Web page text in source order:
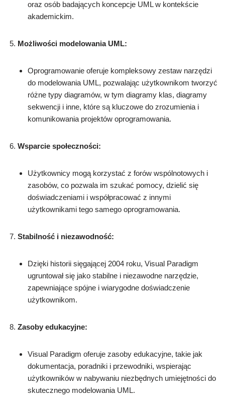
oraz osób badających koncepcje UML w kontekście
akademickim.
Możliwości modelowania UML:
Oprogramowanie oferuje kompleksowy zestaw narzędzi
do modelowania UML, pozwalając użytkownikom tworzyć
różne typy diagramów, w tym diagramy klas, diagramy
sekwencji i inne, które są kluczowe do zrozumienia i
komunikowania projektów oprogramowania.
Wsparcie społeczności:
Użytkownicy mogą korzystać z forów wspólnotowych i
zasobów, co pozwala im szukać pomocy, dzielić się
doświadczeniami i współpracować z innymi
użytkownikami tego samego oprogramowania.
Stabilność i niezawodność:
Dzięki historii sięgającej 2004 roku, Visual Paradigm
ugruntował się jako stabilne i niezawodne narzędzie,
zapewniające spójne i wiarygodne doświadczenie
użytkownikom.
Zasoby edukacyjne:
Visual Paradigm oferuje zasoby edukacyjne, takie jak
dokumentacja, poradniki i przewodniki, wspierając
użytkowników w nabywaniu niezbędnych umiejętności do
skutecznego modelowania UML.